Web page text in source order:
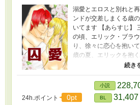
溺愛とエロスと別れと
ンドが交差しまくる歳
いてます 【あらすじ】
の頃、エリック・ブラ
り、徐々に恋心を抱い
歳の夏、エリックを抱
し、2年後にリベンジ
グ】 Snow Man ●序章●
《雅side》/Party! Party!
side》/Infighter 《エリ
24h.ポイント 0pt
小説
BL 31,407